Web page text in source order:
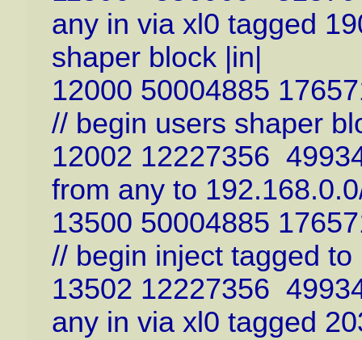
any in via xl0 tagged
shaper block |in|
12000 50004885
// begin users shaper
12002 12227356
from any to
13500 50004885
// begin inject tagged
13502 12227356
any in via xl0 tagged